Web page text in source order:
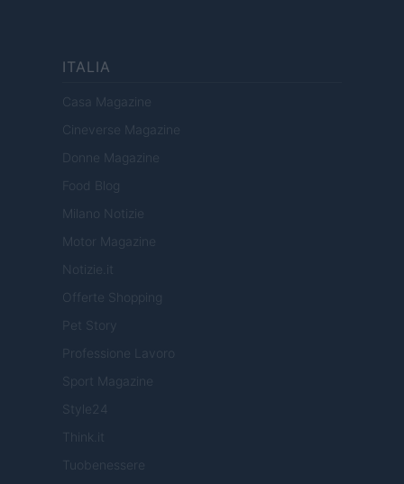
ITALIA
Casa Magazine
Cineverse Magazine
Donne Magazine
Food Blog
Milano Notizie
Motor Magazine
Notizie.it
Offerte Shopping
Pet Story
Professione Lavoro
Sport Magazine
Style24
Think.it
Tuobenessere